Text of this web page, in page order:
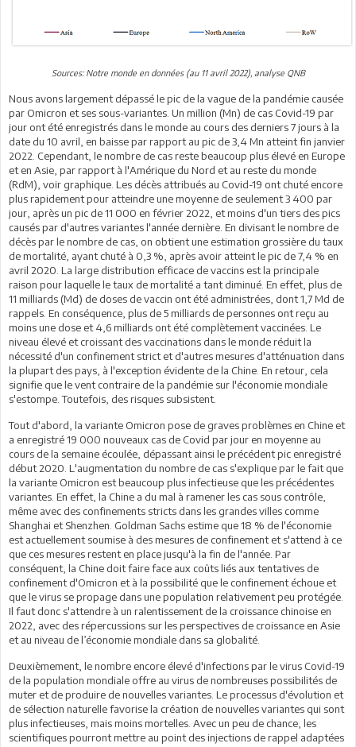
Sources: Notre monde en données (au 11 avril 2022), analyse QNB
Nous avons largement dépassé le pic de la vague de la pandémie causée
par Omicron et ses sous-variantes. Un million (Mn) de cas Covid-19 par
jour ont été enregistrés dans le monde au cours des derniers 7 jours à la
date du 10 avril, en baisse par rapport au pic de 3,4 Mn atteint fin janvier
2022. Cependant, le nombre de cas reste beaucoup plus élevé en Europe
et en Asie, par rapport à l'Amérique du Nord et au reste du monde
(RdM), voir graphique. Les décès attribués au Covid-19 ont chuté encore
plus rapidement pour atteindre une moyenne de seulement 3 400 par
jour, après un pic de 11 000 en février 2022, et moins d'un tiers des pics
causés par d'autres variantes l'année dernière. En divisant le nombre de
décès par le nombre de cas, on obtient une estimation grossière du taux
de mortalité, ayant chuté à 0,3 %, après avoir atteint le pic de 7,4 % en
avril 2020. La large distribution efficace de vaccins est la principale
raison pour laquelle le taux de mortalité a tant diminué. En effet, plus de
11 milliards (Md) de doses de vaccin ont été administrées, dont 1,7 Md de
rappels. En conséquence, plus de 5 milliards de personnes ont reçu au
moins une dose et 4,6 milliards ont été complètement vaccinées. Le
niveau élevé et croissant des vaccinations dans le monde réduit la
nécessité d'un confinement strict et d'autres mesures d'atténuation dans
la plupart des pays, à l'exception évidente de la Chine. En retour, cela
signifie que le vent contraire de la pandémie sur l'économie mondiale
s'estompe. Toutefois, des risques subsistent.
Tout d'abord, la variante Omicron pose de graves problèmes en Chine et
a enregistré 19 000 nouveaux cas de Covid par jour en moyenne au
cours de la semaine écoulée, dépassant ainsi le précédent pic enregistré
début 2020. L'augmentation du nombre de cas s'explique par le fait que
la variante Omicron est beaucoup plus infectieuse que les précédentes
variantes. En effet, la Chine a du mal à ramener les cas sous contrôle,
même avec des confinements stricts dans les grandes villes comme
Shanghai et Shenzhen. Goldman Sachs estime que 18 % de l'économie
est actuellement soumise à des mesures de confinement et s'attend à ce
que ces mesures restent en place jusqu'à la fin de l'année. Par
conséquent, la Chine doit faire face aux coûts liés aux tentatives de
confinement d'Omicron et à la possibilité que le confinement échoue et
que le virus se propage dans une population relativement peu protégée.
Il faut donc s'attendre à un ralentissement de la croissance chinoise en
2022, avec des répercussions sur les perspectives de croissance en Asie
et au niveau de l’économie mondiale dans sa globalité.
Deuxièmement, le nombre encore élevé d'infections par le virus Covid-19
de la population mondiale offre au virus de nombreuses possibilités de
muter et de produire de nouvelles variantes. Le processus d'évolution et
de sélection naturelle favorise la création de nouvelles variantes qui sont
plus infectieuses, mais moins mortelles. Avec un peu de chance, les
scientifiques pourront mettre au point des injections de rappel adaptées